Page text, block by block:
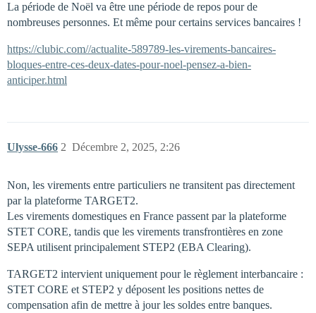
La période de Noël va être une période de repos pour de
nombreuses personnes. Et même pour certains services bancaires !
https://clubic.com//actualite-589789-les-virements-bancaires-
bloques-entre-ces-deux-dates-pour-noel-pensez-a-bien-
anticiper.html
Ulysse-666 Décembre 2, 2025, 2:26
2
Non, les virements entre particuliers ne transitent pas directement
par la plateforme TARGET2.
Les virements domestiques en France passent par la plateforme
STET CORE, tandis que les virements transfrontières en zone
SEPA utilisent principalement STEP2 (EBA Clearing).
TARGET2 intervient uniquement pour le règlement interbancaire :
STET CORE et STEP2 y déposent les positions nettes de
compensation afin de mettre à jour les soldes entre banques.